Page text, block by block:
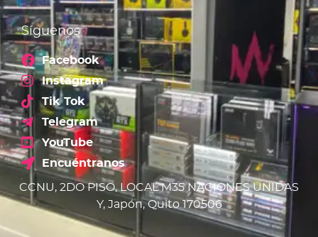
Síguenos
Facebook
Instagram
Tik Tok
Telegram
YouTube
Encuéntranos
CCNU, 2DO PISO, LOCAL M35 NACIONES UNIDAS
Y, Japón, Quito 170506